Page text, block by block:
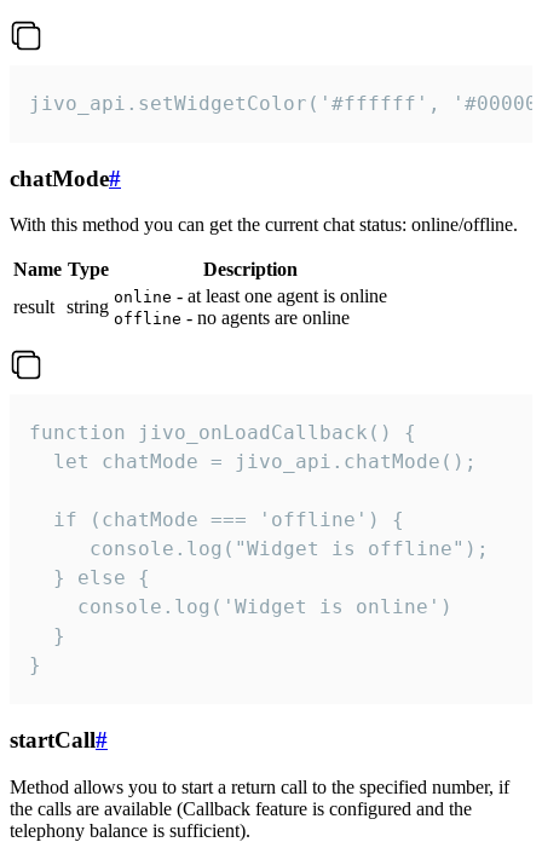
jivo_api.setWidgetColor('#ffffff',
chatMode#
With this method you can get the current chat status: online/offline.
Name Type
Description
result string online - at least one agent is online
offline - no agents are online
function jivo_onLoadCallback() {
  let chatMode = jivo_api.chatMode();
  if (chatMode === 'offline') {
     console.log("Widget is offline");
  } else {
    console.log('Widget is online')
  }
}
startCall#
Method allows you to start a return call to the specified number, if
the calls are available (Callback feature is configured and the
telephony balance is sufficient).